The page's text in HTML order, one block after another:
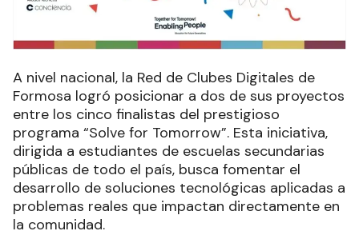
A nivel nacional, la Red de Clubes Digitales de
Formosa logró posicionar a dos de sus proyectos
entre los cinco finalistas del prestigioso
programa “Solve for Tomorrow”. Esta iniciativa,
dirigida a estudiantes de escuelas secundarias
públicas de todo el país, busca fomentar el
desarrollo de soluciones tecnológicas aplicadas a
problemas reales que impactan directamente en
la comunidad.